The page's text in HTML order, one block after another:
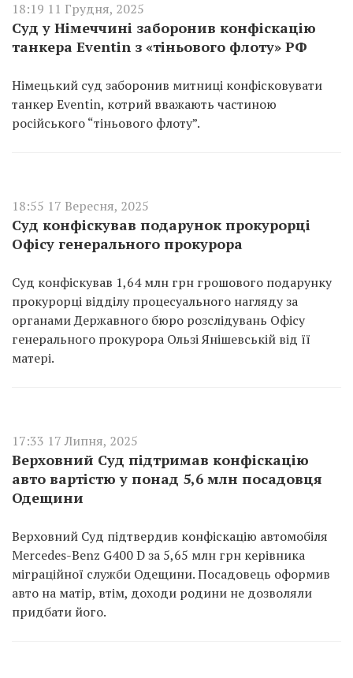
18:19 11 Грудня, 2025
Суд у Німеччині заборонив конфіскацію
танкера Eventin з «тіньового флоту» РФ
Німецький суд заборонив митниці конфісковувати
танкер Eventin, котрий вважають частиною
російського “тіньового флоту”.
18:55 17 Вересня, 2025
Суд конфіскував подарунок прокурорці
Офісу генерального прокурора
Суд конфіскував 1,64 млн грн грошового подарунку
прокурорці відділу процесуального нагляду за
органами Державного бюро розслідувань Офісу
генерального прокурора Ользі Янішевській від її
матері.
17:33 17 Липня, 2025
Верховний Суд підтримав конфіскацію
авто вартістю у понад 5,6 млн посадовця
Одещини
Верховний Суд підтвердив конфіскацію автомобіля
Mercedes-Benz G400 D за 5,65 млн грн керівника
міграційної служби Одещини. Посадовець оформив
авто на матір, втім, доходи родини не дозволяли
придбати його.